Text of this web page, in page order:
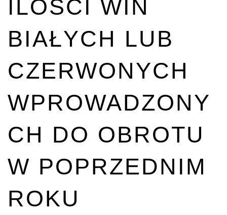
ILOŚCI WIN
BIAŁYCH LUB
CZERWONYCH
WPROWADZONY
CH DO OBROTU
W POPRZEDNIM
ROKU